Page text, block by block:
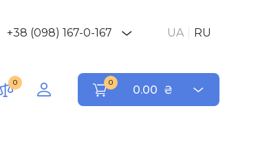
+38 (098) 167-0-167 UA RU
0 0
0.00 ₴